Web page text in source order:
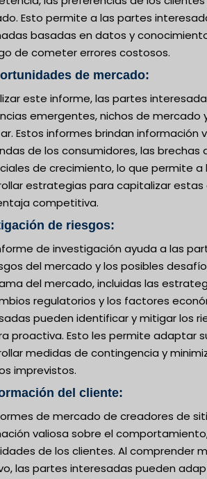
Esto permite a las partes
basadas en datos y
de cometer errores costosos.
de mercado:
este informe, las partes
emergentes, nichos de mercado
Estos informes brindan información
de los consumidores, las brechas
de crecimiento, lo que permite
estrategias para capitalizar
competitiva.
de riesgos:
de investigación ayuda a las
del mercado y los posibles
del mercado, incluidas las
regulatorios y los factores
pueden identificar y mitigar los
proactiva. Esto les permite adaptar
medidas de contingencia y
imprevistos.
del cliente:
de mercado de creadores de
valiosa sobre el
de los clientes. Al comprender
las partes interesadas pueden